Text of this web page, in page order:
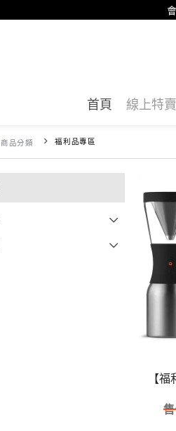
首頁 線上特
商品分類 福利品專區
【